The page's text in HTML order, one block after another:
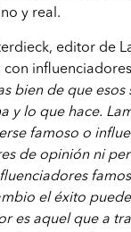
y real.
editor de
bien de que
y lo que hace.
famoso o
de opinión ni
el éxito
es aquel que a